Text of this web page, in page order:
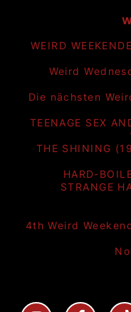
WEIRD
Weird
Die nächsten
TEENAGE SEX
THE SHINING
HARD-
STRANGE
4th Weird